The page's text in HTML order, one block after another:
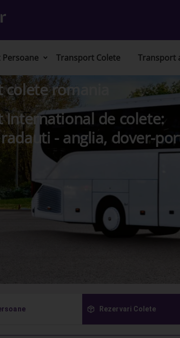
Transport Colete Transport
romania
International de colete:
- anglia, dover-
󰏗 Rezervari Colete